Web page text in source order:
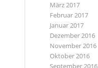
März 2017
Februar 2017
Januar 2017
Dezember 2016
November 2016
Oktober 2016
September 2016